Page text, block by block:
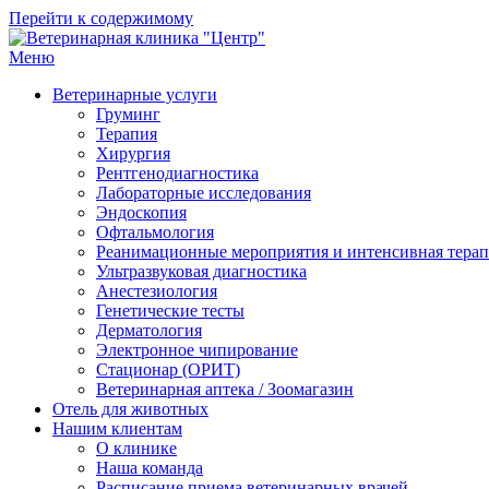
Перейти к содержимому
Меню
Ветеринарные услуги
Груминг
Терапия
Хирургия
Рентгенодиагностика
Лабораторные исследования
Эндоскопия
Офтальмология
Реанимационные мероприятия и интенсивная
Ультразвуковая диагностика
Анестезиология
Генетические тесты
Дерматология
Электронное чипирование
Стационар (ОРИТ)
Ветеринарная аптека / Зоомагазин
Отель для животных
Нашим клиентам
О клинике
Наша команда